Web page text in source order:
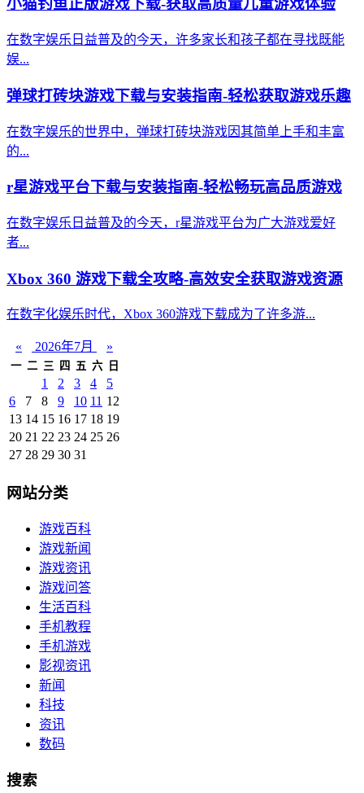
小猫钓鱼正版游戏下载-获取高质量儿童游戏体验
在数字娱乐日益普及的今天，许多家长和孩子都在寻找既能
娱...
弹球打砖块游戏下载与安装指南-轻松获取游戏乐趣
在数字娱乐的世界中，弹球打砖块游戏因其简单上手和丰富
的...
r星游戏平台下载与安装指南-轻松畅玩高品质游戏
在数字娱乐日益普及的今天，r星游戏平台为广大游戏爱好
者...
Xbox 360 游戏下载全攻略-高效安全获取游戏资源
在数字化娱乐时代，Xbox 360游戏下载成为了许多游...
« 2026年7月 »
一 二 三 四 五 六 日
1 2 3 4
5
6
7 8 9 10 11 12
13 14 15 16 17 18 19
20 21 22 23 24 25 26
27 28 29 30 31
网站分类
游戏百科
游戏新闻
游戏资讯
游戏问答
生活百科
手机教程
手机游戏
影视资讯
新闻
科技
资讯
数码
搜索